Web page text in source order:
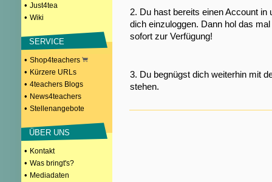
• Just4tea
• Wiki
SERVICE
• Shop4teachers
• Kürzere URLs
• 4teachers Blogs
• News4teachers
• Stellenangebote
ÜBER UNS
• Kontakt
• Was bringt's?
• Mediadaten
2. Du hast bereits einen Account
dich einzuloggen. Dann hol das
sofort zur Verfügung!
3. Du begnügst dich weiterhin mit
stehen.